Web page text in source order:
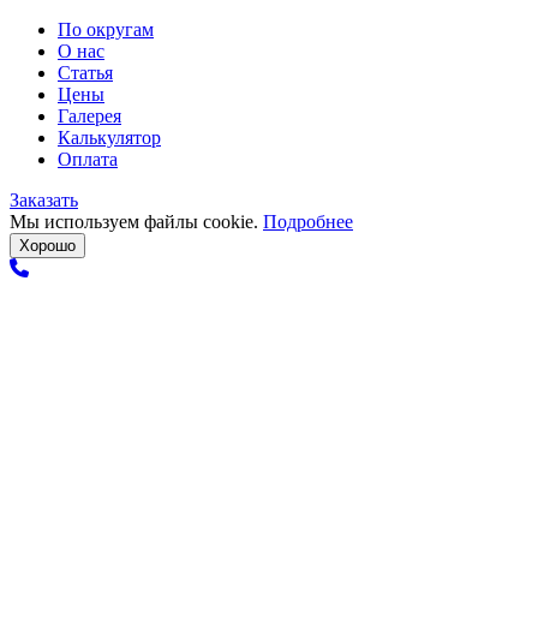
По округам
О нас
Статья
Цены
Галерея
Калькулятор
Оплата
Заказать
Мы используем файлы cookie. Подробнее
Хорошо